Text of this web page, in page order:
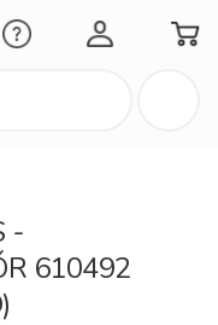
Minha Conta
-
610492